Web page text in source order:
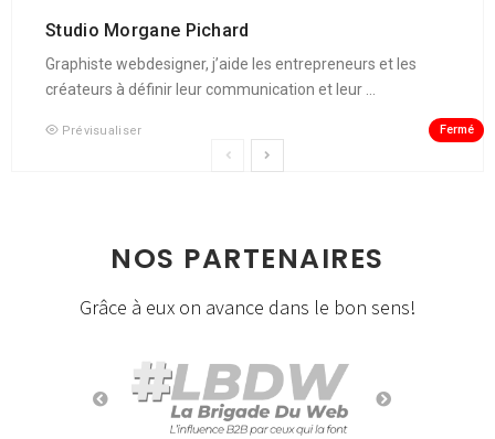
Studio Morgane Pichard
Graphiste webdesigner, j’aide les entrepreneurs et les
créateurs à définir leur communication et leur ...
Prévisualiser Fermé
NOS PARTENAIRES
Grâce à eux on avance dans le bon sens!